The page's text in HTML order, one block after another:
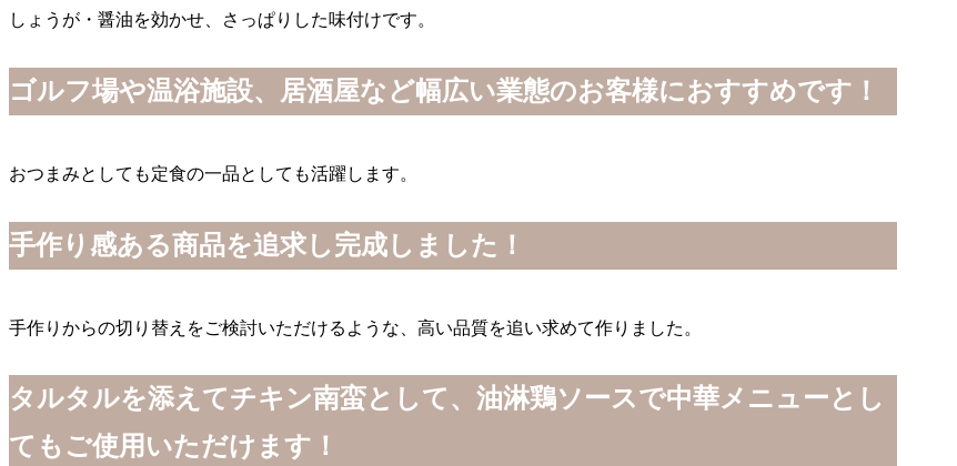
しょうが・醤油を効かせ、さっぱりした味付けです。
ゴルフ場や温浴施設、居酒屋など幅広い業態のお客様におすすめです！
おつまみとしても定食の一品としても活躍します。
手作り感ある商品を追求し完成しました！
手作りからの切り替えをご検討いただけるような、高い品質を追い求めて作りました。
タルタルを添えてチキン南蛮として、油淋鶏ソースで中華メニューとし
てもご使用いただけます！